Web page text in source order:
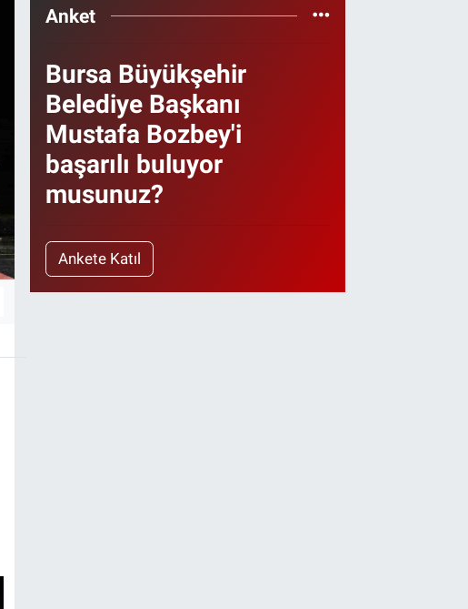
Anket
Bursa Büyükşehir
Belediye Başkanı
Mustafa Bozbey'i
başarılı buluyor
musunuz?
Ankete Katıl